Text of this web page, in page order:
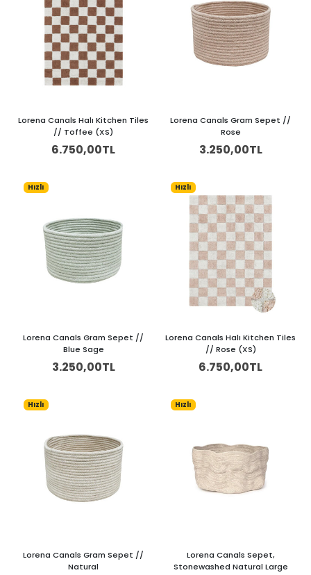
Lorena Canals Halı Kitchen Tiles
// Toffee (XS)
6.750,00TL
Lorena Canals Gram Sepet //
Rose
3.250,00TL
Hızlı
Lorena Canals Gram Sepet //
Blue Sage
3.250,00TL
Hızlı
Lorena Canals Halı Kitchen Tiles
// Rose (XS)
6.750,00TL
Hızlı
Lorena Canals Gram Sepet //
Natural
Hızlı
Lorena Canals Sepet,
Stonewashed Natural Large